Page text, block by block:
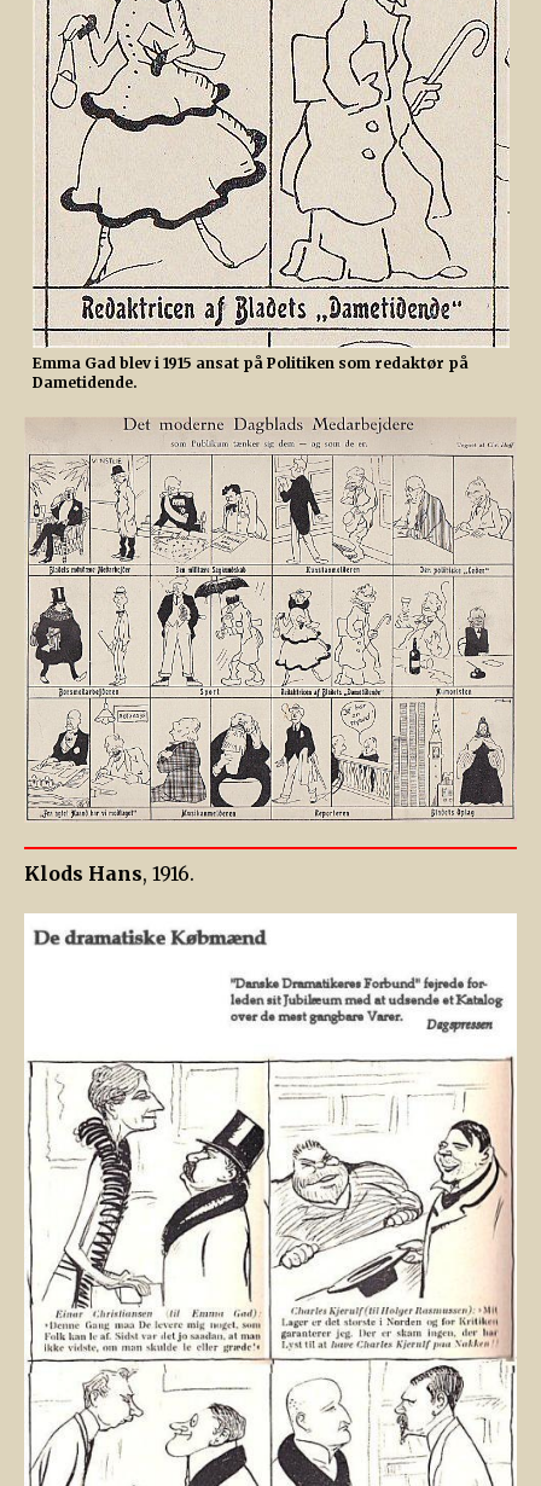
Emma Gad blev i 1915 ansat på Politiken som redaktør på
Dametidende.
Klods Hans, 1916.